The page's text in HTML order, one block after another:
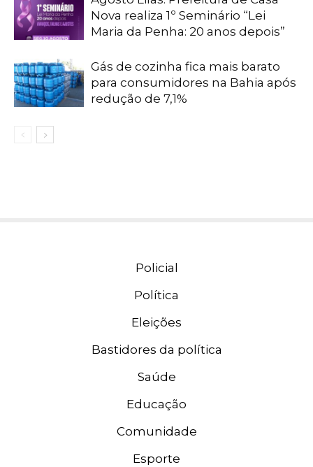
Nova realiza 1º Seminário “Lei
Maria da Penha: 20 anos depois”
Gás de cozinha fica mais barato
para consumidores na Bahia após
redução de 7,1%
Policial
Política
Eleições
Bastidores da política
Saúde
Educação
Comunidade
Esporte